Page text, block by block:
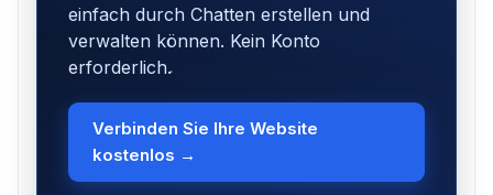
einfach durch Chatten erstellen und
verwalten können. Kein Konto
erforderlich.
Verbinden Sie Ihre Website
kostenlos →